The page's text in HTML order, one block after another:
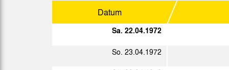
Do. 30.12.1971
Datum
Sa. 22.04.1972
So. 23.04.1972